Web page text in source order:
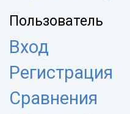
Пользователь
Вход
Регистрация
Сравнения